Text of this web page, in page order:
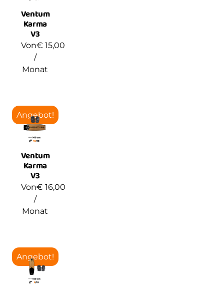
Ventum
Karma
V3
Von€ 15,00
/
Monat
Angebot!
Ventum
Karma
V3
Von€ 16,00
/
Monat
Angebot!